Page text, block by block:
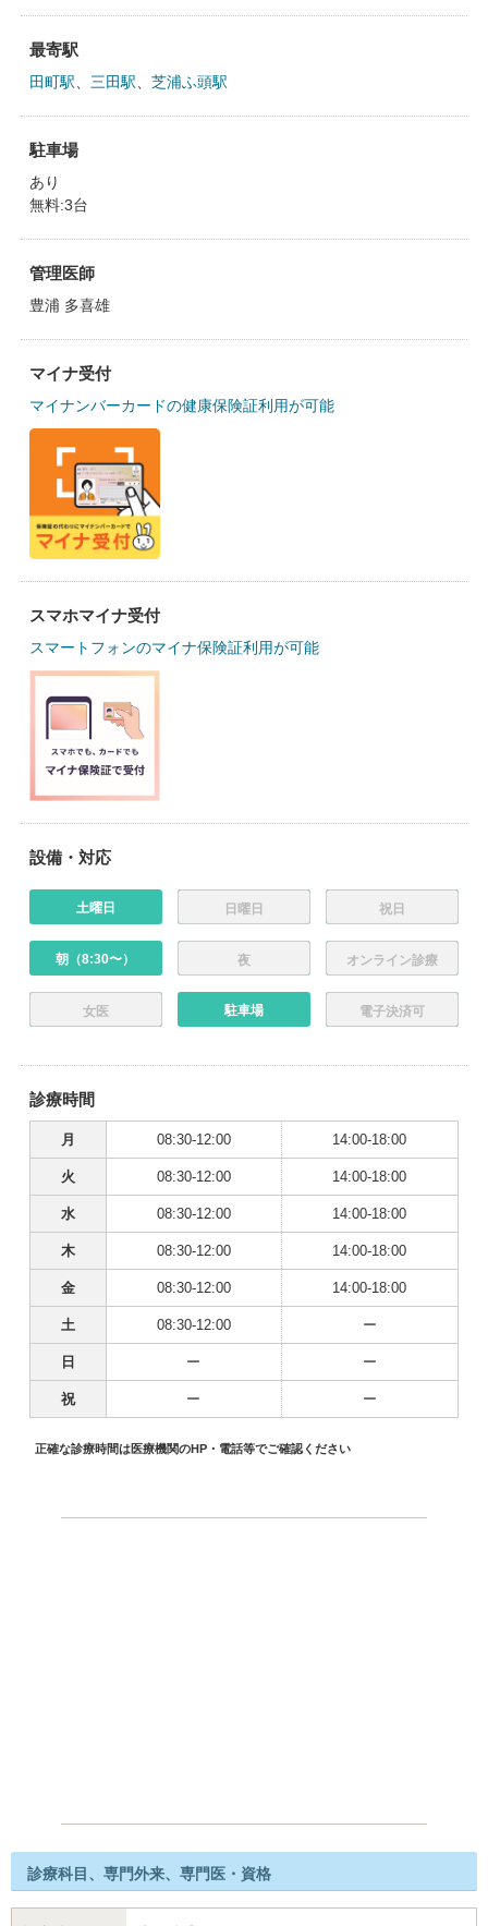
最寄駅
田町駅 三田駅 芝浦ふ頭駅
駐車場
あり
無料:3台
管理医師
豊浦 多喜雄
マイナ受付
マイナンバーカードの健康保険証利用が可能
スマホマイナ受付
スマートフォンのマイナ保険証利用が可能
設備・対応
土曜日 日曜日 祝日
朝（8:30〜） 夜 オンライン診療
女医 駐車場 電子決済可
診療時間
月 08:30-12:00 14:00-18:00
火 08:30-12:00 14:00-18:00
水 08:30-12:00 14:00-18:00
木 08:30-12:00 14:00-18:00
金 08:30-12:00 14:00-18:00
土 08:30-12:00 ー
日 ー ー
祝 ー ー
正確な診療時間は医療機関のHP・電話等でご確認ください
診療科目、専門外来、専門医・資格